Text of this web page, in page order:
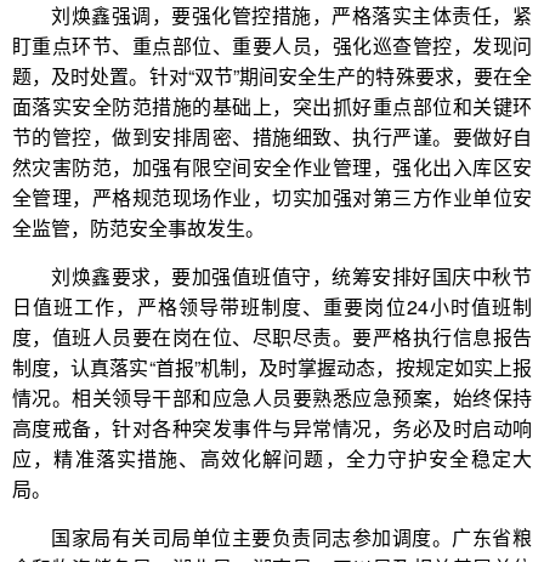
刘焕鑫强调，要强化管控措施，严格落实主体责任，紧
盯重点环节、重点部位、重要人员，强化巡查管控，发现问
题，及时处置。针对“双节”期间安全生产的特殊要求，要在全
面落实安全防范措施的基础上，突出抓好重点部位和关键环
节的管控，做到安排周密、措施细致、执行严谨。要做好自
然灾害防范，加强有限空间安全作业管理，强化出入库区安
全管理，严格规范现场作业，切实加强对第三方作业单位安
全监管，防范安全事故发生。
刘焕鑫要求，要加强值班值守，统筹安排好国庆中秋节
日值班工作，严格领导带班制度、重要岗位24小时值班制
度，值班人员要在岗在位、尽职尽责。要严格执行信息报告
制度，认真落实“首报”机制，及时掌握动态，按规定如实上报
情况。相关领导干部和应急人员要熟悉应急预案，始终保持
高度戒备，针对各种突发事件与异常情况，务必及时启动响
应，精准落实措施、高效化解问题，全力守护安全稳定大
局。
国家局有关司局单位主要负责同志参加调度。广东省粮